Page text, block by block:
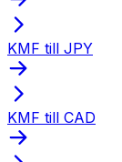
KMF till JPY
KMF till CAD